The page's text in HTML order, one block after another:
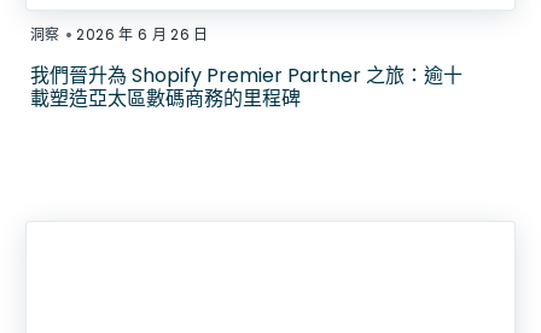
洞察 • 2026 年 6 月 26 日
我們晉升為 Shopify Premier Partner 之旅：逾十
載塑造亞太區數碼商務的里程碑